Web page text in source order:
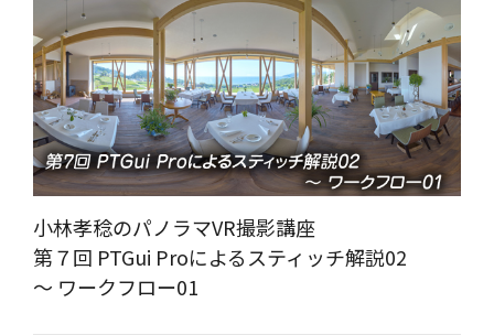
小林孝稔のパノラマVR撮影講座
第７回 PTGui Proによるスティッチ解説02
～ ワークフロー01